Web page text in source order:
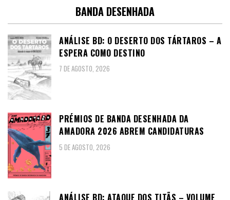
BANDA DESENHADA
ANÁLISE BD: O DESERTO DOS TÁRTAROS – A
ESPERA COMO DESTINO
7 DE AGOSTO, 2026
PRÉMIOS DE BANDA DESENHADA DA
AMADORA 2026 ABREM CANDIDATURAS
5 DE AGOSTO, 2026
ANÁLISE BD: ATAQUE DOS TITÃS – VOLUME